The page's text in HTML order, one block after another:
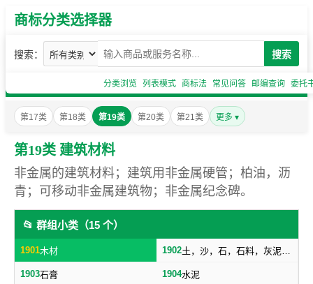
商标分类选择器
搜索： 搜索
分类浏览 列表模式 商标法 常见问答 邮编查询 委托
第17类 第18类 第19类 第20类 第21类 更多 ▾
第19类 建筑材料
非金属的建筑材料；建筑用非金属硬管；柏油，沥
青；可移动非金属建筑物；非金属纪念碑。
📂 群组小类（15 个）
1901木材 1902 土，沙，石，石料，灰泥，炉渣等建筑用料
1903石膏 1904水泥